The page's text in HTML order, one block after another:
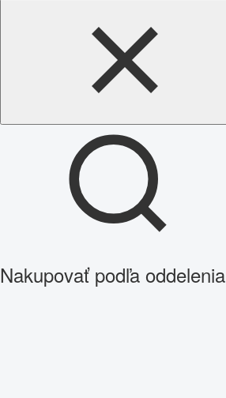
Nakupovať podľa oddelenia